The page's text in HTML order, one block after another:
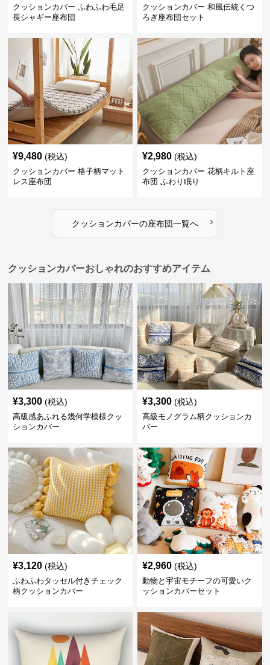
クッションカバー ふわふわ毛足
長シャギー座布団
クッションカバー 和風伝統くつ
ろぎ座布団セット
¥9,480 (税込)
クッションカバー 格子柄マット
レス座布団
¥2,980 (税込)
クッションカバー 花柄キルト座
布団 ふわり眠り
クッションカバーの座布団一覧へ ›
クッションカバーおしゃれのおすすめアイテム
¥3,300 (税込)
高級感あふれる幾何学模様クッ
ションカバー
¥3,300 (税込)
高級モノグラム柄クッションカ
バー
¥3,120 (税込)
ふわふわタッセル付きチェック
柄クッションカバー
¥2,960 (税込)
動物と宇宙モチーフの可愛いク
ッションカバーセット